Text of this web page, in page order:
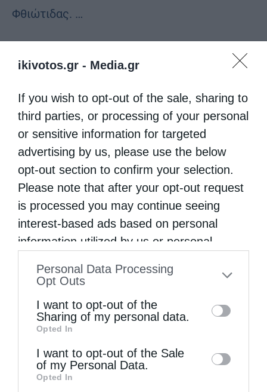
ikivotos.gr - Media.gr
If you wish to opt-out of the sale, sharing to
third parties, or processing of your personal
or sensitive information for targeted
advertising by us, please use the below
opt-out section to confirm your selection.
Please note that after your opt-out request
is processed you may continue seeing
interest-based ads based on personal
information utilized by us or personal
to your opt-out. You may separately opt-out
information by third parties on the IAB’s list
of downstream participants. This
information may also be disclosed by us to
third parties on theIAB’s List of
Downstream Participants
Personal Data Processing
Opt Outs
I want to opt-out of the
Sharing of my personal data.
Opted In
I want to opt-out of the Sale
of my Personal Data.
Opted In
Φθιώτιδας. …